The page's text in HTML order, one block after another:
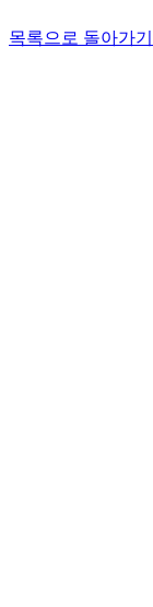
목록으로 돌아가기